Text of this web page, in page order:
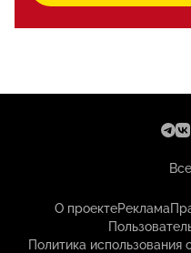
О проектеРеклама
Политика использования